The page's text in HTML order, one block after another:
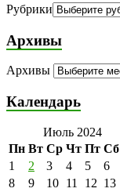
Рубрики
Архивы
Архивы
Календарь
Июль 2024
Пн Вт Ср Чт Пт Сб
1
2 3 4 5 6
8
9 10 11 12 13